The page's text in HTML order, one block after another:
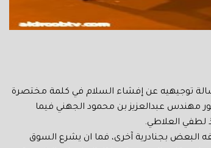
توجيهيه عن إفشاء السلام في كلمة مختصرة
مهندس عبدالعزيز بن محمود الجهني فيما
لطفي العلاطي.
البعض بجنادرية آخرى، فما ان يشرع السوق